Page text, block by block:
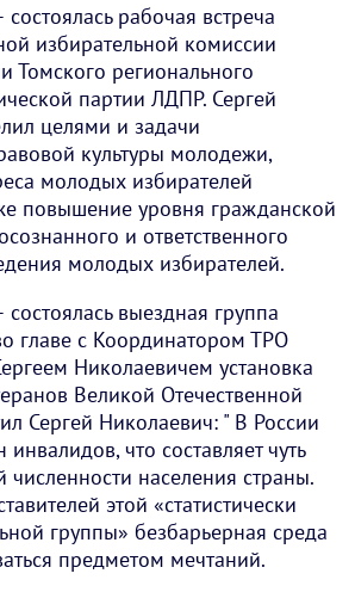
состоялась рабочая встреча
избирательной комиссии
Томского регионального
партии ЛДПР. Сергей
целями и задачи
культуры молодежи,
молодых избирателей
повышение уровня гражданской
и ответственного
молодых избирателей.
состоялась выездная группа
главе с Координатором ТРО
Николаевичем установка
Великой Отечественной
Сергей Николаевич: " В России
что составляет чуть
населения страны.
этой «статистически
группы» безбарьерная среда
предметом мечтаний.